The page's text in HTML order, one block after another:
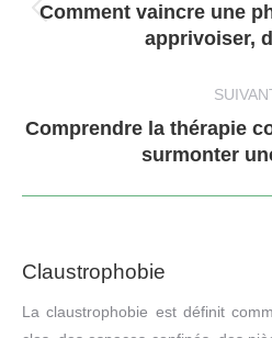
Comment vaincre une
apprivoiser,
:
Comprendre la thérapie
surmonter
Claustrophobie
La claustrophobie est définit